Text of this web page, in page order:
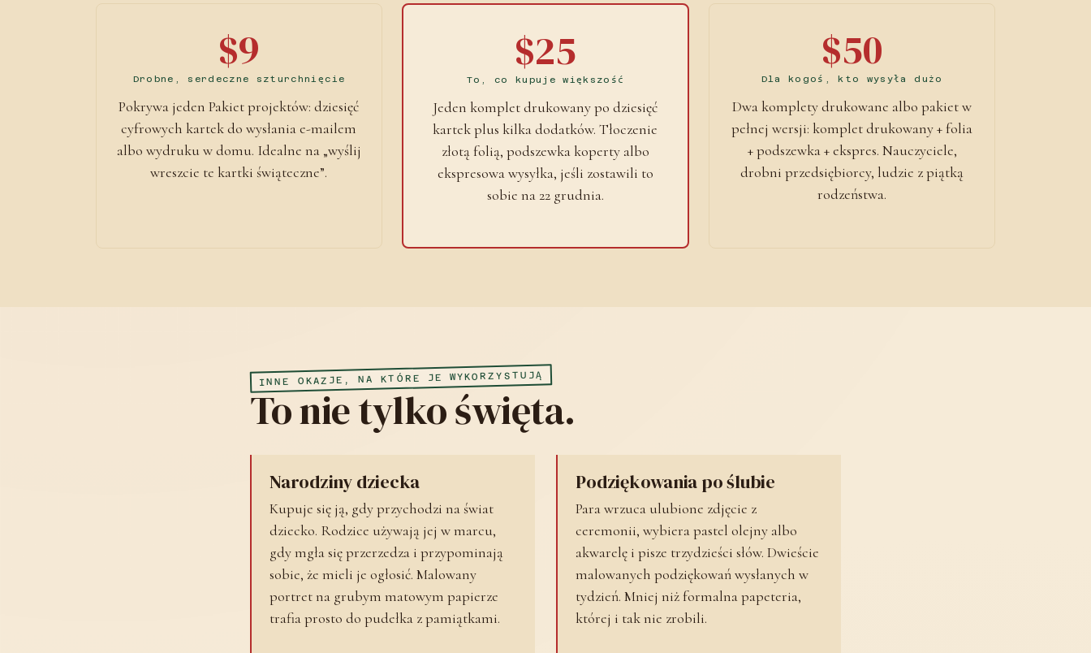
$9
Drobne, serdeczne szturchnięcie
Pokrywa jeden Pakiet projektów: dziesięć
cyfrowych kartek do wysłania e-mailem
albo wydruku w domu. Idealne na „wyślij
wreszcie te kartki świąteczne”.
$25
To, co kupuje większość
Jeden komplet drukowany po dziesięć
kartek plus kilka dodatków. Tłoczenie
złotą folią, podszewka koperty albo
ekspresowa wysyłka, jeśli zostawili to
sobie na 22 grudnia.
$50
Dla kogoś, kto wysyła dużo
Dwa komplety drukowane albo pakiet w
pełnej wersji: komplet drukowany + folia
+ podszewka + ekspres. Nauczyciele,
drobni przedsiębiorcy, ludzie z piątką
rodzeństwa.
INNE OKAZJE, NA KTÓRE JE WYKORZYSTUJĄ
To nie tylko święta.
Narodziny dziecka
Kupuje się ją, gdy przychodzi na świat
dziecko. Rodzice używają jej w marcu,
gdy mgła się przerzedza i przypominają
sobie, że mieli je ogłosić. Malowany
portret na grubym matowym papierze
trafia prosto do pudełka z pamiątkami.
Podziękowania po ślubie
Para wrzuca ulubione zdjęcie z
ceremonii, wybiera pastel olejny albo
akwarelę i pisze trzydzieści słów. Dwieście
malowanych podziękowań wysłanych w
tydzień. Mniej niż formalna papeteria,
której i tak nie zrobili.